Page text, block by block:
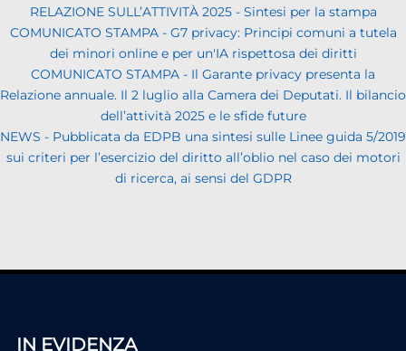
RELAZIONE SULL’ATTIVITÀ 2025 - Sintesi per la stampa
COMUNICATO STAMPA - G7 privacy: Principi comuni a tutela
dei minori online e per un'IA rispettosa dei diritti
COMUNICATO STAMPA - Il Garante privacy presenta la
Relazione annuale. Il 2 luglio alla Camera dei Deputati. Il bilancio
dell’attività 2025 e le sfide future
NEWS - Pubblicata da EDPB una sintesi sulle Linee guida 5/2019
sui criteri per l’esercizio del diritto all’oblio nel caso dei motori
di ricerca, ai sensi del GDPR
IN EVIDENZA